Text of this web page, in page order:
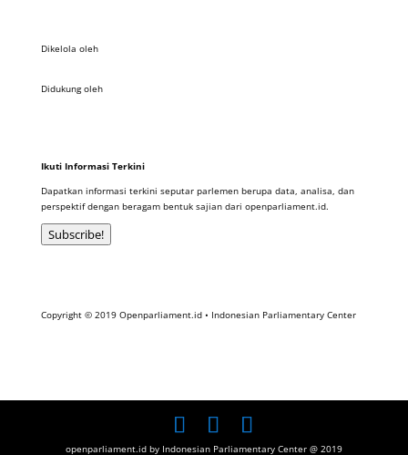
Dikelola oleh
Didukung oleh
Ikuti Informasi Terkini
Dapatkan informasi terkini seputar parlemen berupa data, analisa, dan
perspektif dengan beragam bentuk sajian dari openparliament.id.
Subscribe!
Copyright © 2019 Openparliament.id • Indonesian Parliamentary Center
openparliament.id by Indonesian Parliamentary Center @ 2019